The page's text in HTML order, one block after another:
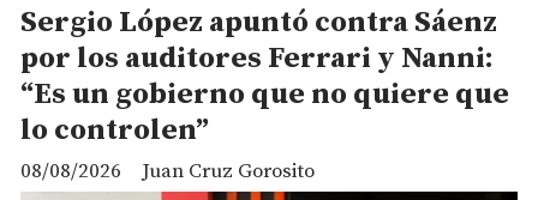
Sergio López apuntó contra Sáenz
por los auditores Ferrari y Nanni:
“Es un gobierno que no quiere que
lo controlen”
Juan Cruz Gorosito
08/08/2026